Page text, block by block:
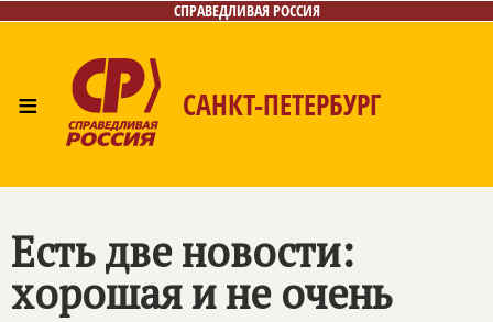
СПРАВЕДЛИВАЯ РОССИЯ
≡ САНКТ-ПЕТЕРБУРГ
Есть две новости:
хорошая и не очень